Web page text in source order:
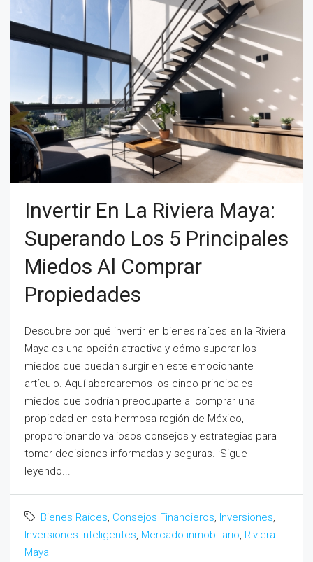
Invertir En La Riviera Maya:
Superando Los 5 Principales
Miedos Al Comprar
Propiedades
Descubre por qué invertir en bienes raíces en la Riviera
Maya es una opción atractiva y cómo superar los
miedos que puedan surgir en este emocionante
artículo. Aquí abordaremos los cinco principales
miedos que podrían preocuparte al comprar una
propiedad en esta hermosa región de México,
proporcionando valiosos consejos y estrategias para
tomar decisiones informadas y seguras. ¡Sigue
leyendo...
Bienes Raíces, Consejos Financieros, Inversiones,
Inversiones Inteligentes, Mercado inmobiliario, Riviera
Maya